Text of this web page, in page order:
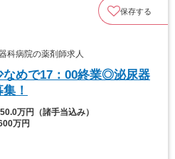
保存する
科病院の薬剤師求人
なめで17：00終業◎泌尿器
！
万円（諸手当込み）
万円